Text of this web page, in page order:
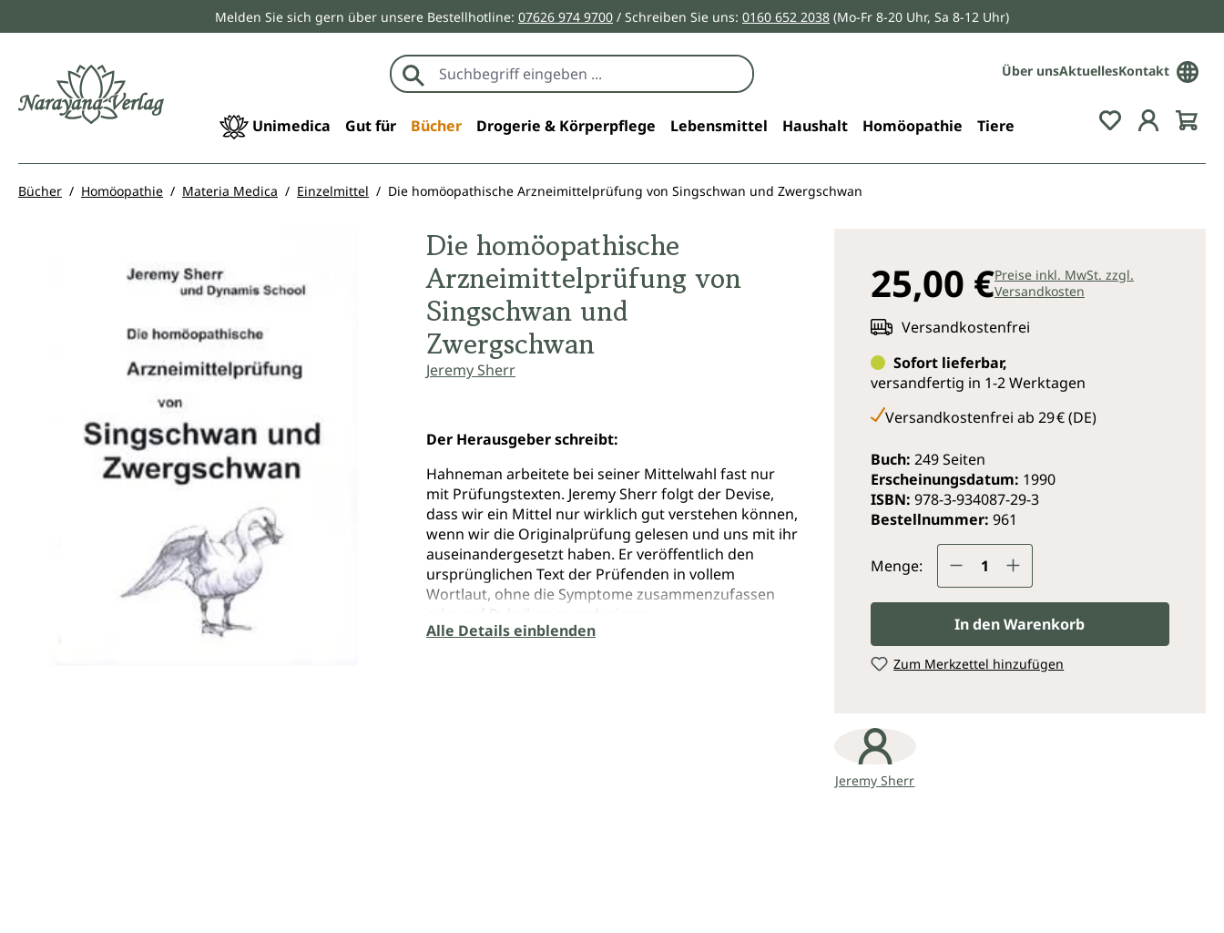
Zur Hauptnavigation springenMelden Sie sich gern über unsere Bestellhotline: 07626 974 9700 / Schreiben Sie uns: 0160 652 2038 (Mo-Fr 8-20 Uhr, Sa 8-12 Uhr)
Über unsAktuellesKontakt
Unimedica Gut für Bücher Drogerie & Körperpflege Lebensmittel Haushalt Homöopathie Tiere Du hast 0
Bücher Homöopathie Materia Medica Einzelmittel Die homöopathische Arzneimittelprüfung von Singschwan und Zwergschwan
Die homöopathische
Arzneimittelprüfung von
Singschwan und
Zwergschwan
Jeremy Sherr
Der Herausgeber schreibt:
Hahneman arbeitete bei seiner Mittelwahl fast nur
mit Prüfungstexten. Jeremy Sherr folgt der Devise,
dass wir ein Mittel nur wirklich gut verstehen können,
wenn wir die Originalprüfung gelesen und uns mit ihr
auseinandergesetzt haben. Er veröffentlich den
ursprünglichen Text der Prüfenden in vollem
Wortlaut, ohne die Symptome zusammenzufassen
oder auf Rubriken zu reduzieren.
Alle Details einblenden
25,00 €Preise inkl. MwSt. zzgl.
Versandkosten
Versandkostenfrei
Sofort lieferbar,
versandfertig in 1-2 Werktagen
Versandkostenfrei ab 29 € (DE)
Buch: 249 Seiten
Erscheinungsdatum: 1990
ISBN: 978-3-934087-29-3
Bestellnummer: 961
Menge: Produkt Anzahl: Gib den
In den Warenkorb
Zum Merkzettel hinzufügen
Jeremy Sherr